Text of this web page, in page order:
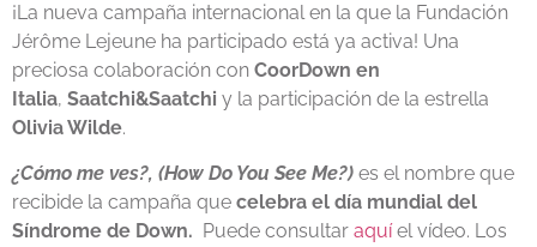
¡La nueva campaña internacional en la que la Fundación
Jérôme Lejeune ha participado está ya activa! Una
preciosa colaboración con CoorDown en
Italia, Saatchi&Saatchi y la participación de la estrella
Olivia Wilde.
¿Cómo me ves?, (How Do You See Me?) es el nombre que
recibide la campaña que celebra el día mundial del
Síndrome de Down. Puede consultar aquíel vídeo. Los